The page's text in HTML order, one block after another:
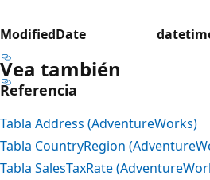
ModifiedDate
Vea también
Referencia
Tabla Address (AdventureWorks)
Tabla CountryRegion
Tabla SalesTaxRate